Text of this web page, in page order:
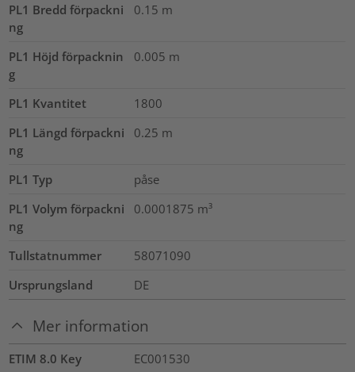
PL1 Bredd förpackni
ng
0.15 m
PL1 Höjd förpacknin
g
0.005 m
PL1 Kvantitet
1800
PL1 Längd förpackni
ng
0.25 m
PL1 Typ
påse
PL1 Volym förpackni
ng
0.0001875 m³
Tullstatnummer
58071090
Ursprungsland
DE
Mer information
ETIM 8.0 Key
EC001530